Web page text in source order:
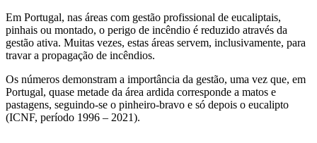
Em Portugal, nas áreas com gestão profissional de eucaliptais,
pinhais ou montado, o perigo de incêndio é reduzido através da
gestão ativa. Muitas vezes, estas áreas servem, inclusivamente, para
travar a propagação de incêndios.
Os números demonstram a importância da gestão, uma vez que, em
Portugal, quase metade da área ardida corresponde a matos e
pastagens, seguindo-se o pinheiro-bravo e só depois o eucalipto
(ICNF, período 1996 – 2021).